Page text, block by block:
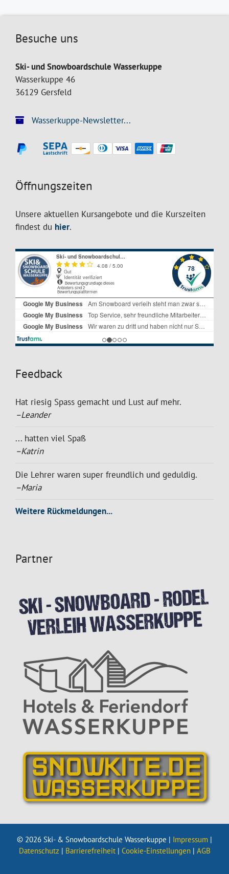
Besuche uns
Ski- und Snowboardschule Wasserkuppe
Wasserkuppe 46
36129 Gersfeld
Wasserkuppe-Newsletter...
Öffnungszeiten
Unsere aktuellen Kursangebote und die Kurszeiten
findest du hier.
Feedback
Hat riesig Spass gemacht und Lust auf mehr.
–Leander
... hatten viel Spaß
–Katrin
Die Lehrer waren super freundlich und geduldig.
–Maria
Weitere Rückmeldungen...
Partner
© 2026 Ski- & Snowboardschule Wasserkuppe | Impressum |
Datenschutz | Barrierefreiheit| Cookie-Einstellungen| AGB